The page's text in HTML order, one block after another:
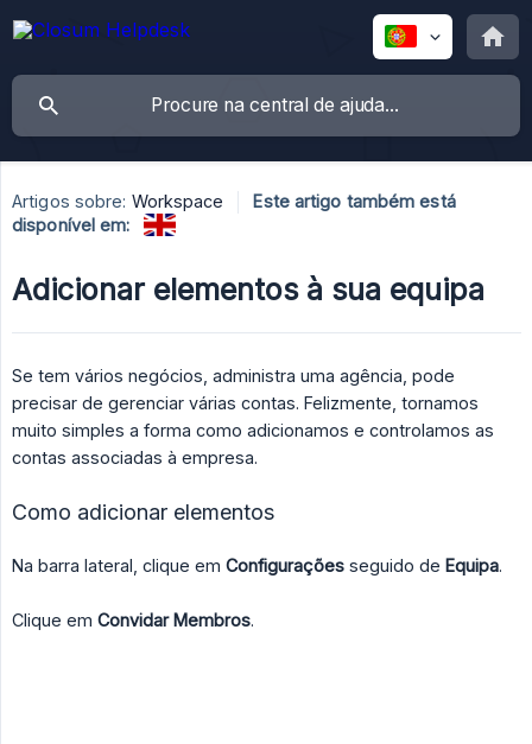
Artigos sobre: Workspace
Este artigo também está
disponível em:
Adicionar elementos à sua equipa
Se tem vários negócios, administra uma agência, pode
precisar de gerenciar várias contas. Felizmente, tornamos
muito simples a forma como adicionamos e controlamos as
contas associadas à empresa.
Como adicionar elementos
Na barra lateral, clique em Configurações seguido de Equipa.
Clique em Convidar Membros.